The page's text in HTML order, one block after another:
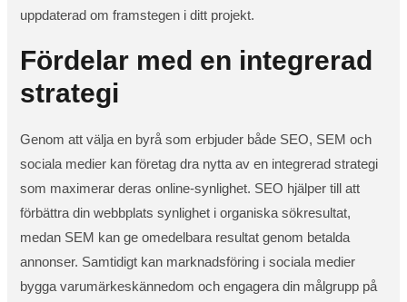
uppdaterad om framstegen i ditt projekt.
Fördelar med en integrerad
strategi
Genom att välja en byrå som erbjuder både SEO, SEM och
sociala medier kan företag dra nytta av en integrerad strategi
som maximerar deras online-synlighet. SEO hjälper till att
förbättra din webbplats synlighet i organiska sökresultat,
medan SEM kan ge omedelbara resultat genom betalda
annonser. Samtidigt kan marknadsföring i sociala medier
bygga varumärkeskännedom och engagera din målgrupp på